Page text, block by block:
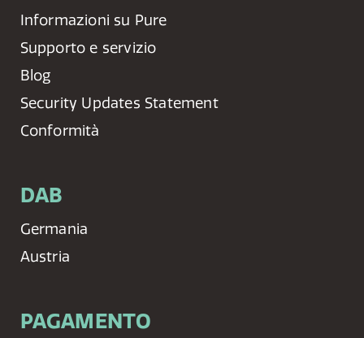
Informazioni su Pure
Supporto e servizio
Blog
Security Updates Statement
Conformità
DAB
Germania
Austria
PAGAMENTO